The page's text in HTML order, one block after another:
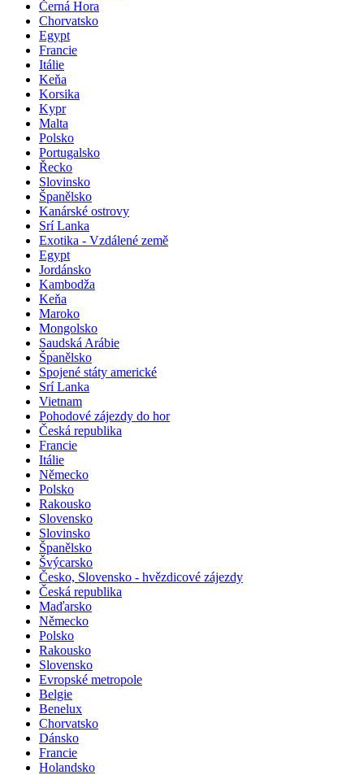
Černá Hora
Chorvatsko
Egypt
Francie
Itálie
Keňa
Korsika
Kypr
Malta
Polsko
Portugalsko
Řecko
Slovinsko
Španělsko
Kanárské ostrovy
Srí Lanka
Exotika - Vzdálené země
Egypt
Jordánsko
Kambodža
Keňa
Maroko
Mongolsko
Saudská Arábie
Španělsko
Spojené státy americké
Srí Lanka
Vietnam
Pohodové zájezdy do hor
Česká republika
Francie
Itálie
Německo
Polsko
Rakousko
Slovensko
Slovinsko
Španělsko
Švýcarsko
Česko, Slovensko - hvězdicové zájezdy
Česká republika
Maďarsko
Německo
Polsko
Rakousko
Slovensko
Evropské metropole
Belgie
Benelux
Chorvatsko
Dánsko
Francie
Holandsko